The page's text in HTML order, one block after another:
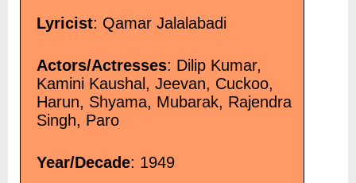
Lyricist: Qamar Jalalabadi
Actors/Actresses: Dilip Kumar,
Kamini Kaushal, Jeevan, Cuckoo,
Harun, Shyama, Mubarak, Rajendra
Singh, Paro
Year/Decade: 1949